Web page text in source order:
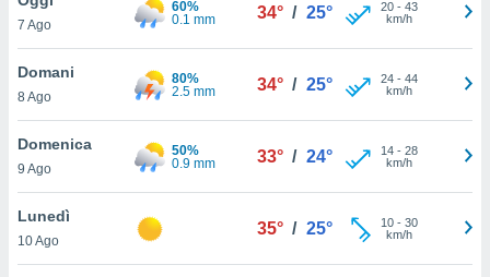
è
al sito
di
ci
di
il
7 Ago
60%
0.1 mm
34° / 25° 20- 43
km/h
Domani
8 Ago
80%
2.5 mm
34° / 25° 24- 44
km/h
Domenica
9 Ago
50%
0.9 mm
33° / 24° 14- 28
km/h
Lunedì
10 Ago
35° / 25° 10- 30
km/h